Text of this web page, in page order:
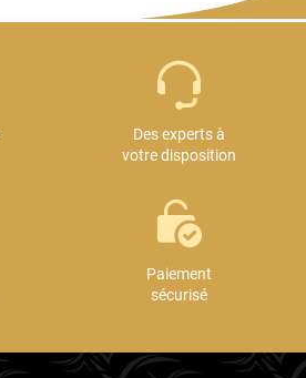
Des experts à
votre disposition
Paiement
sécurisé